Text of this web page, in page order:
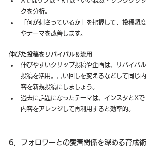
クを分析。
「何が刺さっているか」を把握して、投稿頻度
やテーマを改善します。
伸びた投稿をリバイバル＆流用
伸びやすいクリップ投稿や企画は、リバイバル
投稿を活用。言い回しを変えるなどして同じ内
容を新規投稿にしましょう。
過去に話題になったテーマは、インスタとXで
内容をアレンジして再利用すると効率的。
6． フォロワーとの愛着関係を深める育成術